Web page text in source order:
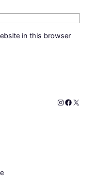
in this browser
Instagram
X